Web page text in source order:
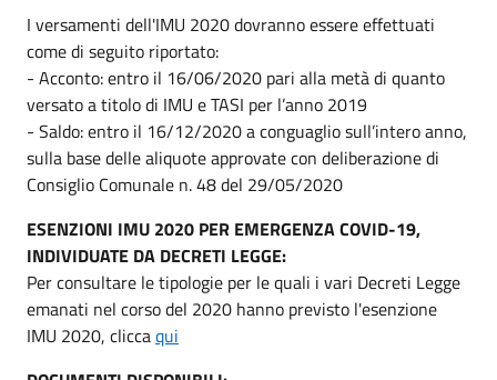
I versamenti dell'IMU 2020 dovranno essere effettuati
come di seguito riportato:
- Acconto: entro il 16/06/2020 pari alla metà di quanto
versato a titolo di IMU e TASI per l’anno 2019
- Saldo: entro il 16/12/2020 a conguaglio sull’intero anno,
sulla base delle aliquote approvate con deliberazione di
Consiglio Comunale n. 48 del 29/05/2020
ESENZIONI IMU 2020 PER EMERGENZA COVID-19,
INDIVIDUATE DA DECRETI LEGGE:
Per consultare le tipologie per le quali i vari Decreti Legge
emanati nel corso del 2020 hanno previsto l'esenzione
IMU 2020, cliccaqui